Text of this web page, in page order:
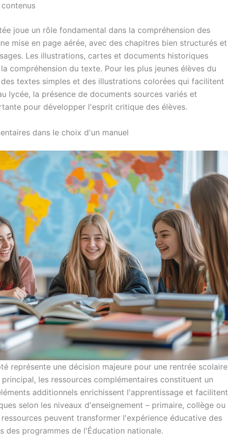
joue un rôle fondamental dans la compréhension des
mise en page aérée, avec des chapitres bien structurés et
Les illustrations, cartes et documents historiques
compréhension du texte. Pour les plus jeunes élèves du
textes simples et des illustrations colorées qui facilitent
lycée, la présence de documents sources variés et
pour développer l'esprit critique des élèves.
dans le choix d'un manuel
représente une décision majeure pour une rentrée scolaire
les ressources complémentaires constituent un
additionnels enrichissent l'apprentissage et facilitent
selon les niveaux d'enseignement – primaire, collège ou
peuvent transformer l'expérience éducative des
des programmes de l'Éducation nationale.